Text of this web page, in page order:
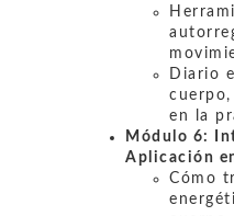
Diario
cuerpo,
en la
Módulo 6:
Aplicación
Cómo